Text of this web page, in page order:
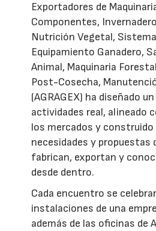
Exportadores de
Componentes,
Nutrición Vegetal,
Equipamiento Ganadero,
Animal, Maquinaria
Post-Cosecha,
(AGRAGEX) ha diseñado
actividades real, alineado
los mercados y construido
necesidades y propuestas
fabrican, exportan y
desde dentro.
Cada encuentro se
instalaciones de una
además de las oficinas de